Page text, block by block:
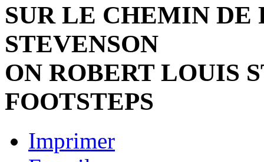
SUR LE CHEMIN DE
STEVENSON
ON ROBERT LOUIS
FOOTSTEPS
Imprimer